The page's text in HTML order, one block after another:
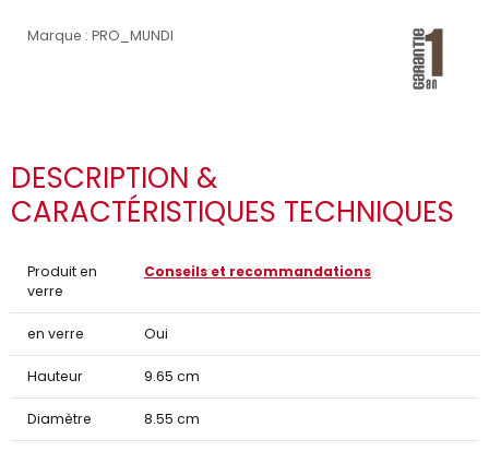
Marque : PRO_MUNDI
DESCRIPTION &
CARACTÉRISTIQUES TECHNIQUES
Produit en
verre
Conseils et recommandations
en verre Oui
Hauteur 9.65 cm
Diamètre 8.55 cm